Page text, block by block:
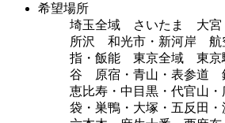
希望場所
埼玉全域 さいたま 大
所沢 和光市・新河岸 航
指・飯能 東京全域 東
谷 原宿・青山・表参道
恵比寿・中目黒・代官山
袋・巣鴨・大塚・五反田